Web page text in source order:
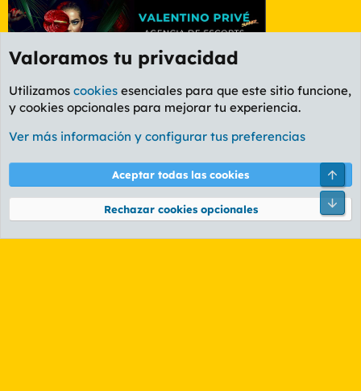
Etiquetas
Cookies
PL OLDSTYLE AMARILLO
Términos y reglas Política de privacidad Ayuda
Community platform by XenForo® © 2010-2026 XenForo Ltd.
Valoramos tu privacidad
Utilizamos cookies esenciales para que este sitio funcione,
y cookies opcionales para mejorar tu experiencia.
Ver más información y configurar tus preferencias
Aceptar todas las cookies
Rechazar cookies opcionales
Pie